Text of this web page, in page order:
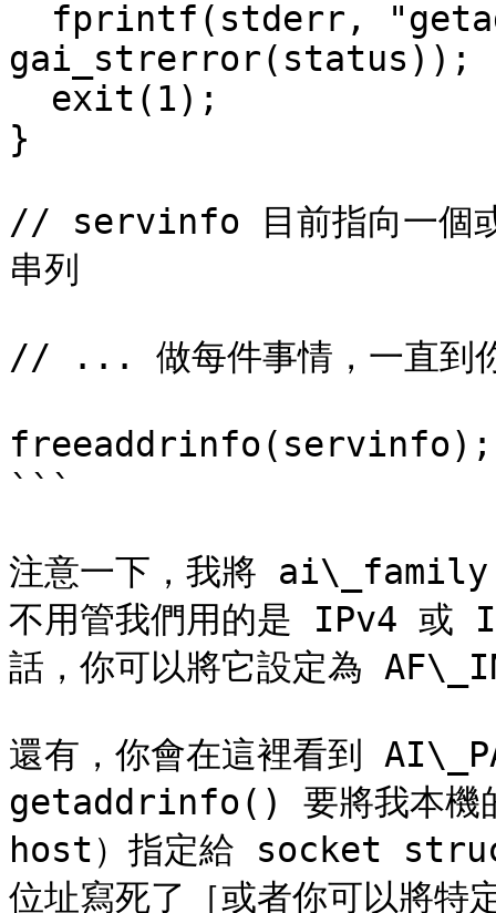
gai_strerror(status));
}
// servinfo 目前指向一
串列
// ... 做每件事情，一直
freeaddrinfo(servinfo);
```
注意一下，我將 ai\_family
不用管我們用的是 IPv4 或
話，你可以將它設定為
還有，你會在這裡看到
getaddrinfo() 要將我本
host）指定給 socket
位址寫死了［或者你可以將